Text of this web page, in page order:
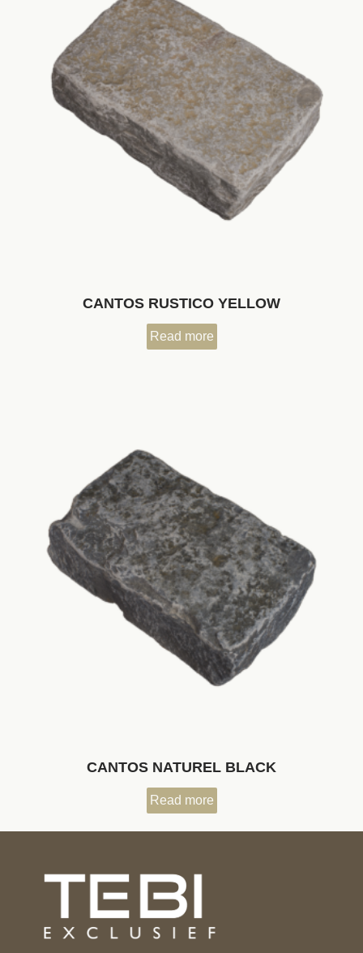
CANTOS RUSTICO YELLOW
Read more
CANTOS NATUREL BLACK
Read more